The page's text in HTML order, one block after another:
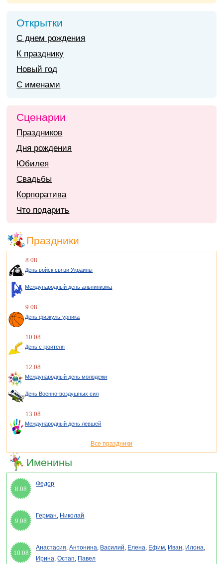
Открытки
С днем рождения
К празднику
Новый год
С именами
Сценарии
Праздников
Дня рождения
Юбилея
Свадьбы
Корпоратива
Что подарить
Праздники
8.08
День войск связи Украины
Международный день альпинизма
9.08
День физкультурника
10.08
День строителя
12.08
Международный день молодежи
День Военно-воздушных сил
13.08
Международный день левшей
Все праздники
Именины
8.08
Федор
9.08
Герман, Николай
10.08
Анастасия,Антонина, Василий, Елена, Ефим, Иван, Илона,
Ирина,Остап, Павел